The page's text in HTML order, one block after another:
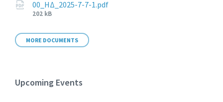
00_ΗΔ_2025-7-7-1.pdf
File
202 kB
MORE DOCUMENTS
Upcoming Events